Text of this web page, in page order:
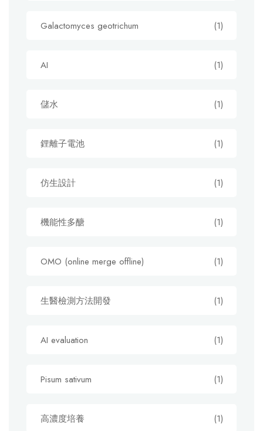
Galactomyces geotrichum (1)
AI (1)
儲水 (1)
鋰離子電池 (1)
仿生設計 (1)
機能性多醣 (1)
OMO (online merge offline) (1)
生醫檢測方法開發 (1)
AI evaluation (1)
Pisum sativum (1)
高濃度培養 (1)